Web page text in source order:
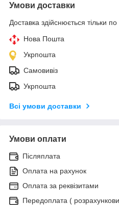
Умови доставки
Доставка здійснюється тільки
Нова Пошта
Укрпошта
Самовивіз
Укрпошта
Всі умови доставки
Умови оплати
Післяплата
Оплата на рахунок
Оплата за реквізитами
Передоплата (